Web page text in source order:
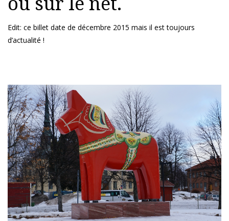
Edit: ce billet date de décembre 2015 mais il est toujours
d’actualité !